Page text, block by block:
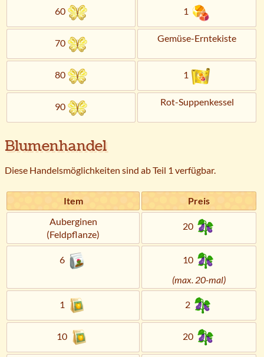
60 1
70 Gemüse-Erntekiste
80 1
90 Rot-Suppenkessel
Blumenhandel
Diese Handelsmöglichkeiten sind ab Teil 1 verfügbar.
Item
Preis
Auberginen
(Feldpflanze)
20
6
10
(max. 20-mal)
1 2
10 20